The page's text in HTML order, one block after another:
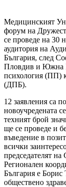
Медицинският
форум на
се проведе на 30
аудитория на
България, след
Пловдив и Южна
психология (ПП)
(ДПБ).
12 заявления са
новоучредената
техният брой
ще се проведе и
въведение в
всички
председателят
Регионален
България е Борис
обществено